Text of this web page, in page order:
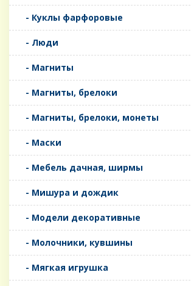
- Куклы фарфоровые
- Люди
- Магниты
- Магниты, брелоки
- Магниты, брелоки, монеты
- Маски
- Мебель дачная, ширмы
- Мишура и дождик
- Модели декоративные
- Молочники, кувшины
- Мягкая игрушка